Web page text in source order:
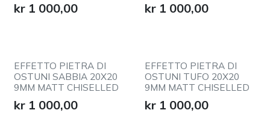
kr 1 000,00 kr 1 000,00
EFFETTO PIETRA DI
OSTUNI SABBIA 20X20
9MM MATT CHISELLED
kr 1 000,00
EFFETTO PIETRA DI
OSTUNI TUFO 20X20
9MM MATT CHISELLED
kr 1 000,00